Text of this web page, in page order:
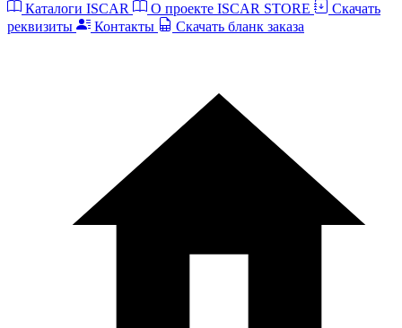
Каталоги ISCAR
О проекте ISCAR STORE
Скачать
реквизиты
Контакты Скачать бланк заказа